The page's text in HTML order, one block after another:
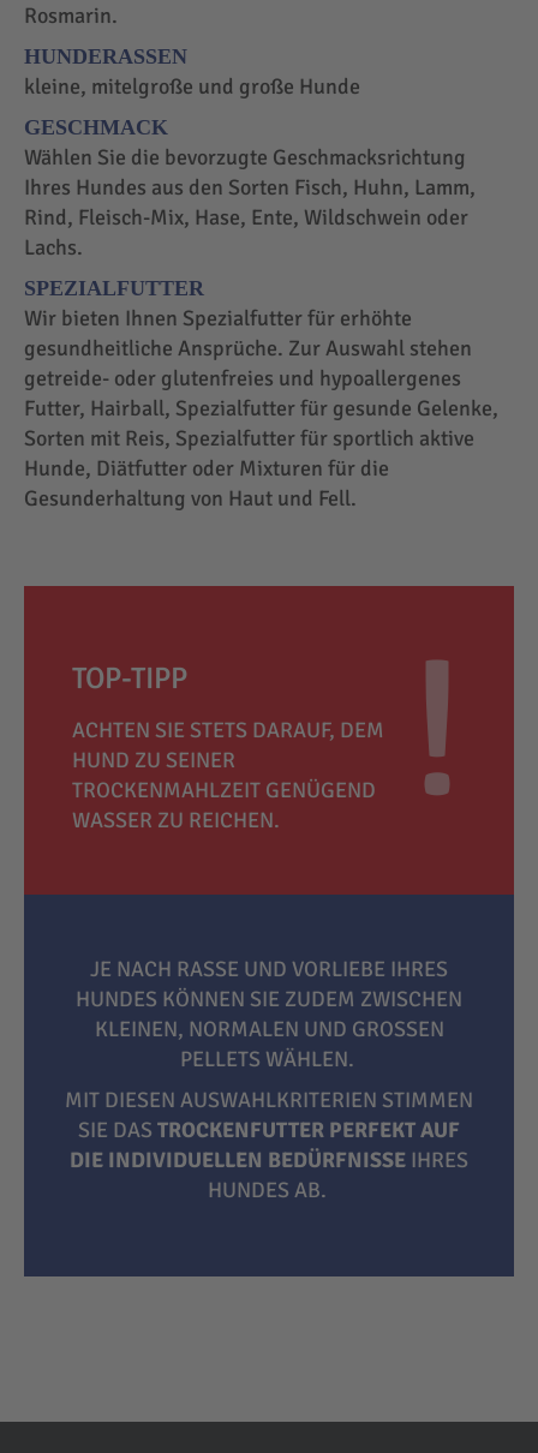
Rosmarin.
HUNDERASSEN
kleine, mitelgroße und große Hunde
GESCHMACK
Wählen Sie die bevorzugte Geschmacksrichtung
Ihres Hundes aus den Sorten Fisch, Huhn, Lamm,
Rind, Fleisch-Mix, Hase, Ente, Wildschwein oder
Lachs.
SPEZIALFUTTER
Wir bieten Ihnen Spezialfutter für erhöhte
gesundheitliche Ansprüche. Zur Auswahl stehen
getreide- oder glutenfreies und hypoallergenes
Futter, Hairball, Spezialfutter für gesunde Gelenke,
Sorten mit Reis, Spezialfutter für sportlich aktive
Hunde, Diätfutter oder Mixturen für die
Gesunderhaltung von Haut und Fell.
TOP-TIPP
ACHTEN SIE STETS DARAUF, DEM
HUND ZU SEINER
TROCKENMAHLZEIT GENÜGEND
WASSER ZU REICHEN.
JE NACH RASSE UND VORLIEBE IHRES
HUNDES KÖNNEN SIE ZUDEM ZWISCHEN
KLEINEN, NORMALEN UND GROSSEN P
ELLETS WÄHLEN.
MIT DIESEN AUSWAHLKRITERIEN STIMMEN
SIE DAS TROCKENFUTTER PERFEKT AUF
DIE INDIVIDUELLEN BEDÜRFNISSE IHRES
HUNDES AB.